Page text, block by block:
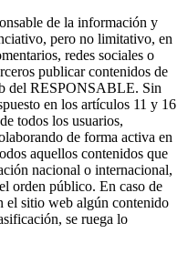
de la información y
pero no limitativo, en
redes sociales o
publicar contenidos de
del RESPONSABLE. Sin
en los artículos 11 y 16
todos los usuarios,
de forma activa en
aquellos contenidos que
nacional o internacional,
orden público. En caso de
el sitio web algún contenido
se ruega lo